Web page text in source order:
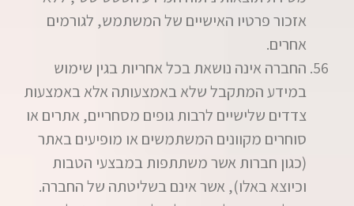
אזכור פרטיו האישיים של המשתמש, לגורמים
אחרים.
החברה אינה נושאת בכל אחריות בגין שימוש
במידע המתקבל שלא באמצעותה אלא באמצעות
צדדים שלישיים לרבות גופים מסחריים, אתרים או
סוחרים מקוונים המשתמשים או מופיעים באתר
(כגון חברות אשר משתתפות במבצעי הטבות
וכיוצא באלו), אשר אינם בשליטתה של החברה.